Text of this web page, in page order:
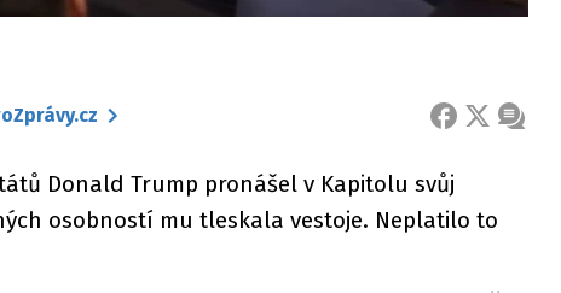
FACEBOOK
X ZPRÁVA
Donald Trump pronášel v Kapitolu svůj
osobností mu tleskala vestoje. Neplatilo to